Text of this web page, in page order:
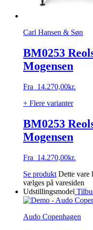
Carl Hansen & Søn
BM0253
Mogensen
Fra 14.270,00kr.
+ Flere varianter
BM0253
Mogensen
Fra 14.270,00kr.
Se produkt Dette vare
vælges på varesiden
Udstillingsmodel
Audo Copenhagen